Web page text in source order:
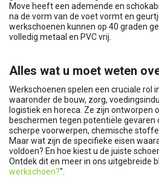
Move heeft een ademende en
na de vorm van de voet vormt en
werkschoenen kunnen op 40 graden
volledig metaal en PVC vrij.
Alles wat u moet weten
Werkschoenen spelen een cruciale rol
waaronder de bouw, zorg,
logistiek en horeca. Ze zijn ontworpen
beschermen tegen potentiële gevaren
scherpe voorwerpen, chemische
Maar wat zijn de specifieke eisen
voldoen? En hoe kiest u de juiste
Ontdek dit en meer in ons uitgebreide
werkschoen?".